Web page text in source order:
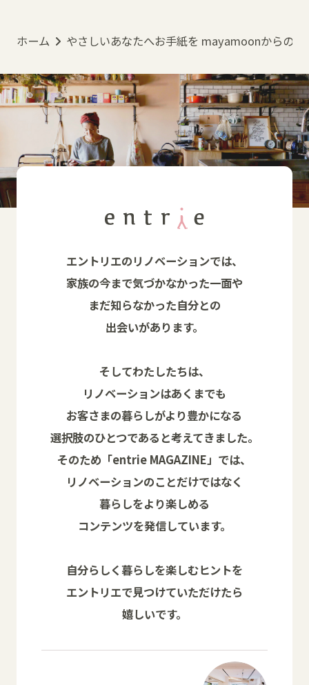
ホーム やさしいあなたへお手紙を mayamoonからの日
エントリエのリノベーションでは、
家族の今まで気づかなかった一面や
まだ知らなかった自分との
出会いがあります。
そしてわたしたちは、
リノベーションはあくまでも
お客さまの暮らしがより豊かになる
選択肢のひとつであると考えてきました。
そのため「entrie MAGAZINE」では、
リノベーションのことだけではなく
暮らしをより楽しめる
コンテンツを発信しています。
自分らしく暮らしを楽しむヒントを
エントリエで見つけていただけたら
嬉しいです。